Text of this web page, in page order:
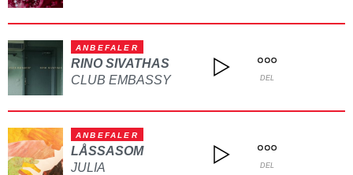
ANBEFALER
RINO SIVATHAS
CLUB EMBASSY
DEL
ANBEFALER
LÅSSASOM
JULIA
DEL